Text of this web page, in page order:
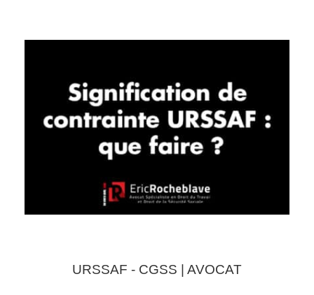
URSSAF - CGSS | AVOCAT